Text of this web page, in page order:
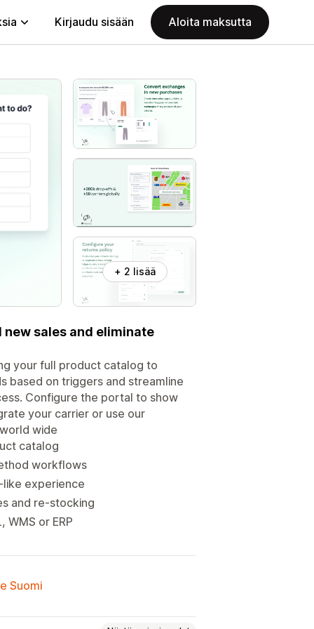
Kirjaudu sisään Aloita maksutta
+ 2 lisää
sales and eliminate
your full product catalog to
based on triggers and streamline
Configure the portal to show
your carrier or use our
wide
catalog
workflows
experience
and re-stocking
or ERP
Suomi